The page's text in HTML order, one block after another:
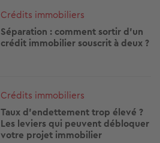
Crédits immobiliers
Séparation : comment sortir d'un
crédit immobilier souscrit à deux ?
Crédits immobiliers
Taux d’endettement trop élevé ?
Les leviers qui peuvent débloquer
votre projet immobilier